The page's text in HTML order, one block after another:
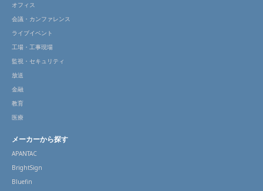
オフィス
会議・カンファレンス
ライブイベント
工場・工事現場
監視・セキュリティ
放送
金融
教育
医療
メーカーから探す
APANTAC
BrightSign
Bluefin